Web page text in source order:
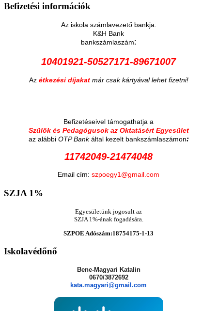
Befizetési információk
Az iskola számlavezető bankja:
K&H Bank
bankszámlaszám:
10401921-50527171-89671007
Az étkezési díjakat már csak kártyával lehet fizetni!
Befizetéseivel támogathatja a
Szülők és Pedagógusok az Oktatásért Egyesület
az alábbi OTP Bankáltal kezelt bankszámlaszámon:
11742049-21474048
Email cím: szpoegy1@gmail.com
SZJA 1%
Egyesületünk jogosult az
SZJA 1%-ának fogadására.
SZPOE Adószám:18754175-1-13
Iskolavédőnő
Bene-Magyari Katalin
0670/3872692
kata.magyari@gmail.com